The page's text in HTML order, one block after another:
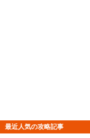
最近人気の攻略記事